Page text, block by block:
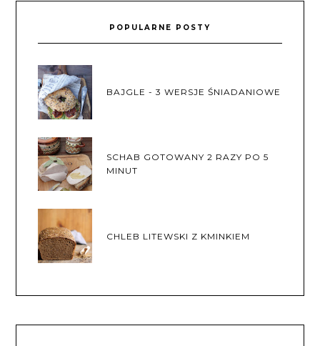
POPULARNE POSTY
BAJGLE - 3 WERSJE ŚNIADANIOWE
SCHAB GOTOWANY 2 RAZY PO 5
MINUT
CHLEB LITEWSKI Z KMINKIEM